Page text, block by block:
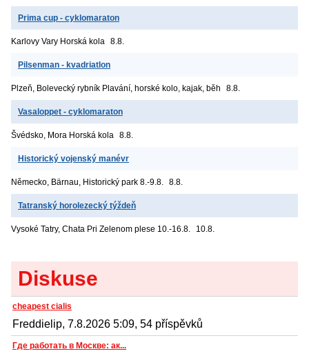
Prima cup - cyklomaraton
Karlovy Vary Horská kola 8.8.
Pilsenman - kvadriatlon
Plzeň, Bolevecký rybník Plavání, horské kolo, kajak, běh 8.8.
Vasaloppet - cyklomaraton
Švédsko, Mora Horská kola 8.8.
Historický vojenský manévr
Německo, Bärnau, Historický park 8.-9.8. 8.8.
Tatranský horolezecký týždeň
Vysoké Tatry, Chata Pri Zelenom plese 10.-16.8. 10.8.
Diskuse
cheapest cialis
Freddielip, 7.8.2026 5:09, 54 příspěvků
Где работать в Москве: ак...